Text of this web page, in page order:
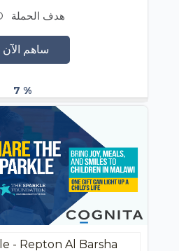
هدف الحملة
ساهم الآن
7 %
- Repton Al Barsha